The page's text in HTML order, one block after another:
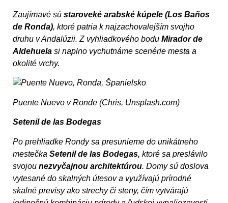
Zaujímavé sú staroveké arabské kúpele (Los Baños
de Ronda), ktoré patria k najzachovalejším svojho
druhu v Andalúzii. Z vyhliadkového bodu Mirador de
Aldehuela si naplno vychutnáme scenérie mesta a
okolité vrchy.
Puente Nuevo v Ronde (Chris, Unsplash.com)
Setenil de las Bodegas
Po prehliadke Rondy sa presunieme do unikátneho
mestečka Setenil de las Bodegas, ktoré sa preslávilo
svojou nezvyčajnou architektúrou. Domy sú doslova
vytesané do skalných útesov a využívajú prírodné
skalné previsy ako strechy či steny, čím vytvárajú